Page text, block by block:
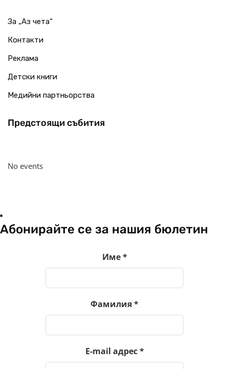
За „Аз чета“
Контакти
Реклама
Детски книги
Медийни партньорства
Предстоящи събития
No events
Абонирайте се за нашия бюлетин
Име*
Фамилия*
E-mail адрес*